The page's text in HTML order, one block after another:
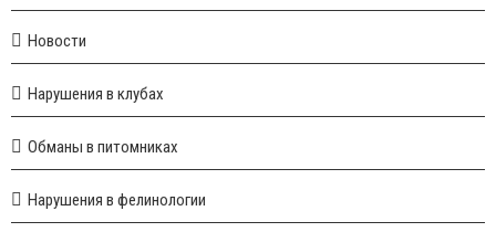
Новости
Нарушения в клубах
Обманы в питомниках
Нарушения в фелинологии